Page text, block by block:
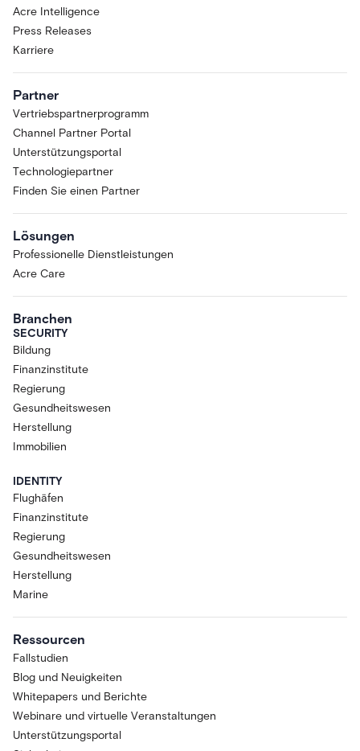
Acre Intelligence
Press Releases
Karriere
Partner
Vertriebspartnerprogramm
Channel Partner Portal
Unterstützungsportal
Technologiepartner
Finden Sie einen Partner
Lösungen
Professionelle Dienstleistungen
Acre Care
Branchen
SECURITY
Bildung
Finanzinstitute
Regierung
Gesundheitswesen
Herstellung
Immobilien
IDENTITY
Flughäfen
Finanzinstitute
Regierung
Gesundheitswesen
Herstellung
Marine
Ressourcen
Fallstudien
Blog und Neuigkeiten
Whitepapers und Berichte
Webinare und virtuelle Veranstaltungen
Unterstützungsportal